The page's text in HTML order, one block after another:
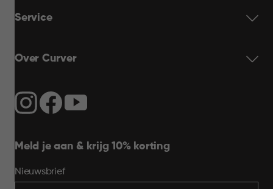
Service
Over Curver
Meld je aan & krijg 10% korting
Nieuwsbrief